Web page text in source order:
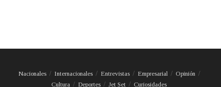
Nacionales Internacionales Entrevistas Empresarial
Opinión
Cultura
Deportes Jet Set Curiosidades